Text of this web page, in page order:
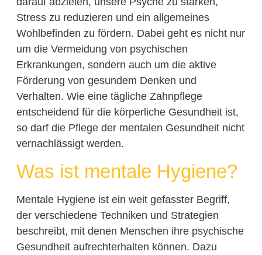
Stress zu reduzieren und ein allgemeines
Wohlbefinden zu fördern. Dabei geht es nicht nur
um die Vermeidung von psychischen
Erkrankungen, sondern auch um die aktive
Förderung von gesundem Denken und
Verhalten. Wie eine tägliche Zahnpflege
entscheidend für die körperliche Gesundheit ist,
so darf die Pflege der mentalen Gesundheit nicht
vernachlässigt werden.
Was ist mentale Hygiene?
Mentale Hygiene ist ein weit gefasster Begriff,
der verschiedene Techniken und Strategien
beschreibt, mit denen Menschen ihre psychische
Gesundheit aufrechterhalten können. Dazu